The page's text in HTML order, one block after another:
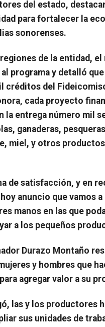
del estado,
para fortalecer la
sonorenses.
de la entidad,
programa y detalló
créditos del
cada proyecto
la entrega número mil
ganaderas,
miel, y otros
de satisfacción, y en
anuncio que vamos
manos en las que
a los pequeños
Durazo Montaño
y hombres que
agregar valor a su
las y los productores
sus unidades de